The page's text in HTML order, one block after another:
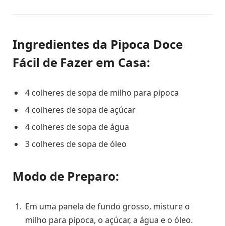
Ingredientes da Pipoca Doce
Fácil de Fazer em Casa:
4 colheres de sopa de milho para pipoca
4 colheres de sopa de açúcar
4 colheres de sopa de água
3 colheres de sopa de óleo
Modo de Preparo:
Em uma panela de fundo grosso, misture o
milho para pipoca, o açúcar, a água e o óleo.